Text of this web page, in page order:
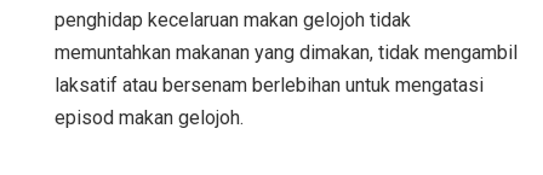
penghidap kecelaruan makan gelojoh tidak
memuntahkan makanan yang dimakan, tidak mengambil
laksatif atau bersenam berlebihan untuk mengatasi
episod makan gelojoh.